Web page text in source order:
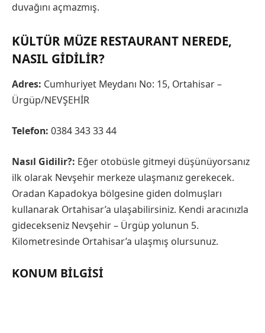
duvağını açmazmış.
KÜLTÜR MÜZE RESTAURANT NEREDE,
NASIL GIDILIR?
Adres: Cumhuriyet Meydanı No: 15, Ortahisar –
Ürgüp/NEVŞEHİR
Telefon: 0384 343 33 44
Nasıl Gidilir?: Eğer otobüsle gitmeyi düşünüyorsanız
ilk olarak Nevşehir merkeze ulaşmanız gerekecek.
Oradan Kapadokya bölgesine giden dolmuşları
kullanarak Ortahisar’a ulaşabilirsiniz. Kendi aracınızla
gidecekseniz Nevşehir – Ürgüp yolunun 5.
Kilometresinde Ortahisar’a ulaşmış olursunuz.
KONUM BILGISI